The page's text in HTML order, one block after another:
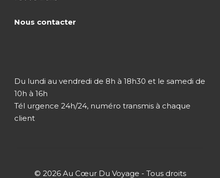
Nous contacter
Du lundi au vendredi de 8h à 18h30 et le samedi de
10h à 16h
Tél urgence 24h/24, numéro transmis à chaque
client
© 2026 Au Cœur Du Voyage - Tous droits